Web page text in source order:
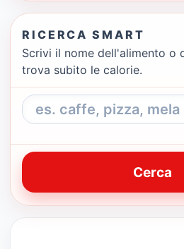
RICERCA SMART
Scrivi il nome dell'alimento o
trova subito le calorie.
Cerca